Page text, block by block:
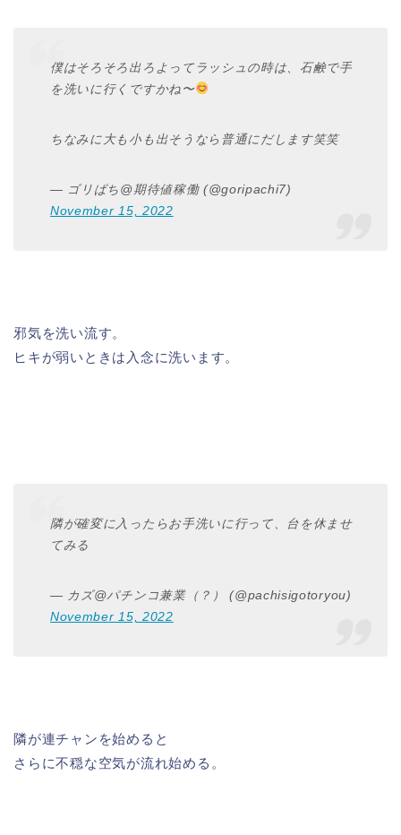
僕はそろそろ出ろよってラッシュの時は、石鹸で手
を洗いに行くですかね〜
ちなみに大も小も出そうなら普通にだします笑笑
— ゴリぱち@期待値稼働 (@goripachi7)
November 15, 2022
邪気を洗い流す。
ヒキが弱いときは入念に洗います。
隣が確変に入ったらお手洗いに行って、台を休ませ
てみる
— カズ@パチンコ兼業（？） (@pachisigotoryou)
November 15, 2022
隣が連チャンを始めると
さらに不穏な空気が流れ始める。